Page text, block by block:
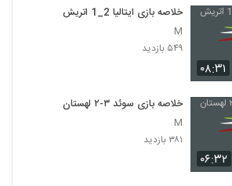
۰۸:۳۱
خلاصه بازی ایتالیا 2_1 اتريش
M
۵۴۹ بازدید
۰۶:۳۲
خلاصه بازی سوئد ۳-۲ لهستان
M
۳۸۱ بازدید